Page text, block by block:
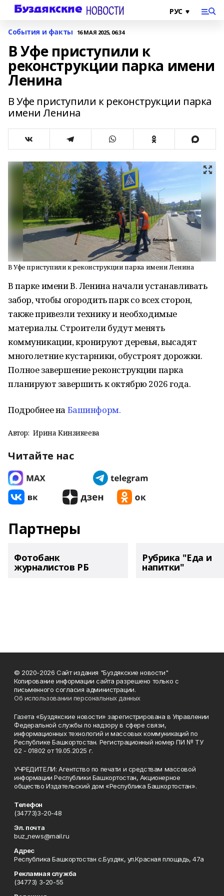
События и факты 16 МАЯ 2025, 06:34
В Уфе приступили к
реконструкции парка имени
Ленина
В Уфе приступили к реконструкции парка
имени Ленина
В Уфе приступили к реконструкции парка имени Ленина
В парке имени В. Ленина начали устанавливать
забор, чтобы огородить парк со всех сторон,
также привезли технику и необходимые
материалы. Строители будут менять
коммуникации, кронируют деревья, высадят
многолетние кустарники, обустроят дорожки.
Полное завершение реконструкции парка
планируют завершить к октябрю 2026 года.
Подробнее на Башинформ.
Автор: Ирина Кинзикеева
Читайте нас
Партнеры
Фотобанк
журналистов РБ
Рубрика "Еда и
напитки"
© 2020-2026 Сайт издания "Буздякские новости"
Копирование информации сайта разрешено только с
письменного согласия администрации.
Об использовании персональных данных
Газета «Буздякские новости» зарегистрирована в Управлении
Федеральной службы по надзору в сфере связи,
информационных технологий и массовых коммуникаций по
Республике Башкортостан. Регистрационный номер ПИ № ТУ
02 - 01802 от 19.05.2025 г.
УЧРЕДИТЕЛИ: Агентство по печати и средствам массовой
информации Республики Башкортостан, Акционерное
общество Издательский дом «Республика Башкортостан».
Телефон
(34773)3-20-48
Эл. почта
buz_news@mail.ru
Адрес
Республика Башкортостан с.Буздяк, ул.Красная площадь, 47а
Рекламная служба
(34773) 3-20-55